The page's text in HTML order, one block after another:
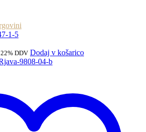
1-5
DDV Dodaj v košarico